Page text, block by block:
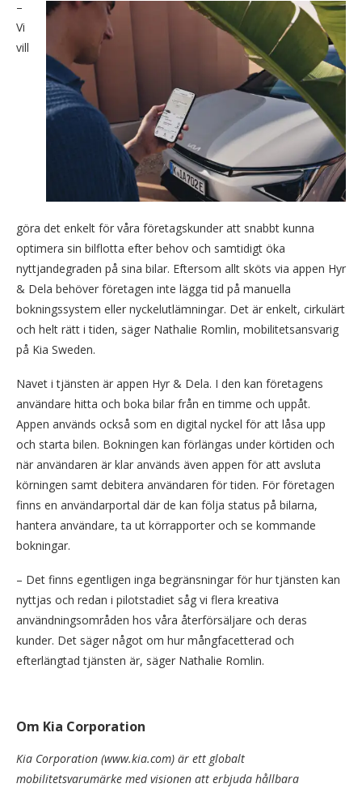
–
Vi
vill
göra det enkelt för våra företagskunder att snabbt kunna
optimera sin bilflotta efter behov och samtidigt öka
nyttjandegraden på sina bilar. Eftersom allt sköts via appen Hyr
& Dela behöver företagen inte lägga tid på manuella
bokningssystem eller nyckelutlämningar. Det är enkelt, cirkulärt
och helt rätt i tiden, säger Nathalie Romlin, mobilitetsansvarig
på Kia Sweden.
Navet i tjänsten är appen Hyr & Dela. I den kan företagens
användare hitta och boka bilar från en timme och uppåt.
Appen används också som en digital nyckel för att låsa upp
och starta bilen. Bokningen kan förlängas under körtiden och
när användaren är klar används även appen för att avsluta
körningen samt debitera användaren för tiden. För företagen
finns en användarportal där de kan följa status på bilarna,
hantera användare, ta ut körrapporter och se kommande
bokningar.
– Det finns egentligen inga begränsningar för hur tjänsten kan
nyttjas och redan i pilotstadiet såg vi flera kreativa
användningsområden hos våra återförsäljare och deras
kunder. Det säger något om hur mångfacetterad och
efterlängtad tjänsten är, säger Nathalie Romlin.
Om Kia Corporation
Kia Corporation (www.kia.com) är ett globalt
mobilitetsvarumärke med visionen att erbjuda hållbara